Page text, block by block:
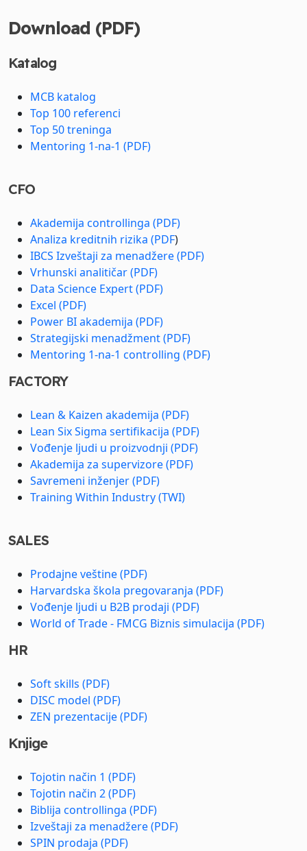
Download (PDF)
Katalog
MCB katalog
Top 100 referenci
Top 50 treninga
Mentoring 1-na-1 (PDF)
CFO
Akademija controllinga (PDF)
Analiza kreditnih rizika (PDF)
IBCS Izveštaji za menadžere (PDF)
Vrhunski analitičar (PDF)
Data Science Expert (PDF)
Excel (PDF)
Power BI akademija (PDF)
Strategijski menadžment (PDF)
Mentoring 1-na-1 controlling (PDF)
FACTORY
Lean & Kaizen akademija (PDF)
Lean Six Sigma sertifikacija (PDF)
Vođenje ljudi u proizvodnji (PDF)
Akademija za supervizore (PDF)
Savremeni inženjer (PDF)
Training Within Industry (TWI)
SALES
Prodajne veštine (PDF)
Harvardska škola pregovaranja (PDF)
Vođenje ljudi u B2B prodaji (PDF)
World of Trade - FMCG Biznis simulacija (PDF)
HR
Soft skills (PDF)
DISC model (PDF)
ZEN prezentacije (PDF)
Knjige
Tojotin način 1 (PDF)
Tojotin način 2 (PDF)
Biblija controllinga (PDF)
Izveštaji za menadžere (PDF)
SPIN prodaja (PDF)